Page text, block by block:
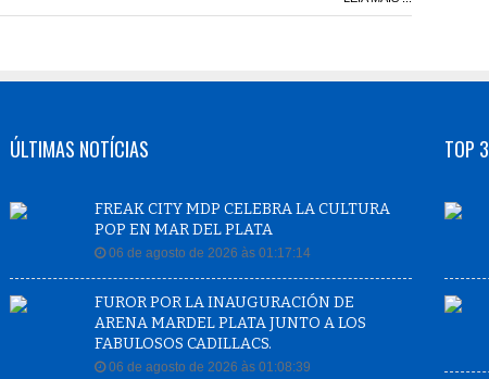
ÚLTIMAS NOTÍCIAS
FREAK CITY MDP CELEBRA LA CULTURA
POP EN MAR DEL PLATA
06 de agosto de 2026 às 01:17:14
FUROR POR LA INAUGURACIÓN DE
ARENA MARDEL PLATA JUNTO A LOS
FABULOSOS CADILLACS.
06 de agosto de 2026 às 01:08:39
TOP 3